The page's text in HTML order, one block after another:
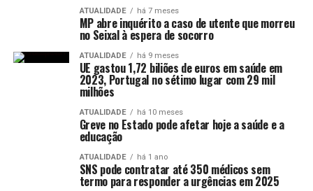
ATUALIDADE há 7 meses
MP abre inquérito a caso de utente que morreu
no Seixal à espera de socorro
ATUALIDADE há 9 meses
UE gastou 1,72 biliões de euros em saúde em
2023, Portugal no sétimo lugar com 29 mil
milhões
ATUALIDADE há 10 meses
Greve no Estado pode afetar hoje a saúde e a
educação
ATUALIDADE há 1 ano
SNS pode contratar até 350 médicos sem
termo para responder a urgências em 2025